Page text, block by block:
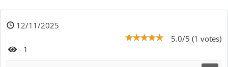
12/11/2025
5.0/5 (1 votes)
- 1